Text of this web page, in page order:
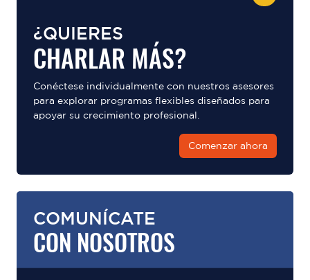
¿QUIERES
CHARLAR MÁS?
Conéctese individualmente con nuestros asesores
para explorar programas flexibles diseñados para
apoyar su crecimiento profesional.
Comenzar ahora
COMUNÍCATE
CON NOSOTROS